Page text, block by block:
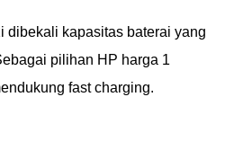
dibekali kapasitas baterai yang
pilihan HP harga 1
fast charging.